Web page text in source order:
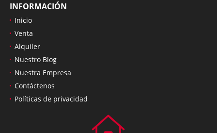
INFORMACIÓN
Inicio
Venta
Alquiler
Nuestro Blog
Nuestra Empresa
Contáctenos
Políticas de privacidad